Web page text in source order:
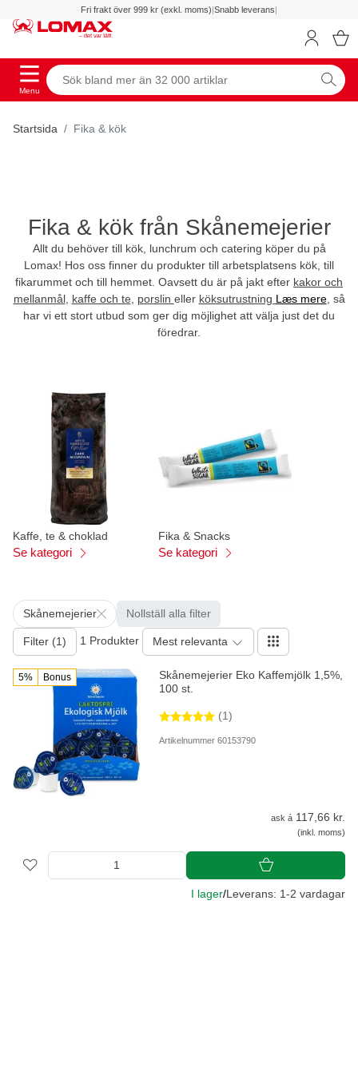
Fri frakt över 999 kr (exkl. moms)|Snabb leverans|
Menu
Startsida Fika & kök
Fika & kök från Skånemejerier
Allt du behöver till kök, lunchrum och catering köper du på
Lomax! Hos oss finner du produkter till arbetsplatsens kök, till
fikarummet och till hemmet. Oavsett du är på jakt efter kakor och
mellanmål, kaffe och te porslin eller köksutrustning Læs mere, så
har vi ett stort utbud som ger dig möjlighet att välja just det du
föredrar.
Kaffe, te & choklad
Se kategori
Fika & Snacks
Se kategori
Skånemejerier Nollställ alla filter
Filter (1) 1 Produkter Mest relevanta
5% Bonus
Skånemejerier Eko Kaffemjölk 1,5%,
100 st.
(1)
Artikelnummer 60153790
ask á 117,66 kr.
(inkl. moms)
I lager/Leverans: 1-2 vardagar